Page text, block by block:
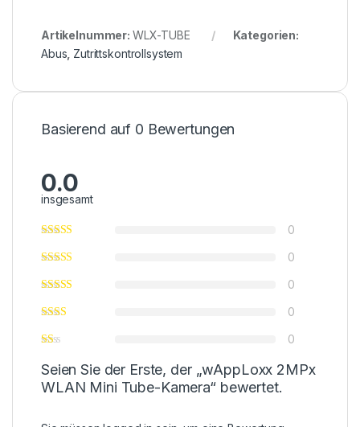
Artikelnummer: WLX-TUBE
Kategorien:
Abus Zutrittskontrollsystem
Basierend auf 0 Bewertungen
0.0
insgesamt
0
0
0
0
0
Seien Sie der Erste, der „wAppLoxx 2MPx
WLAN Mini Tube-Kamera“ bewertet.